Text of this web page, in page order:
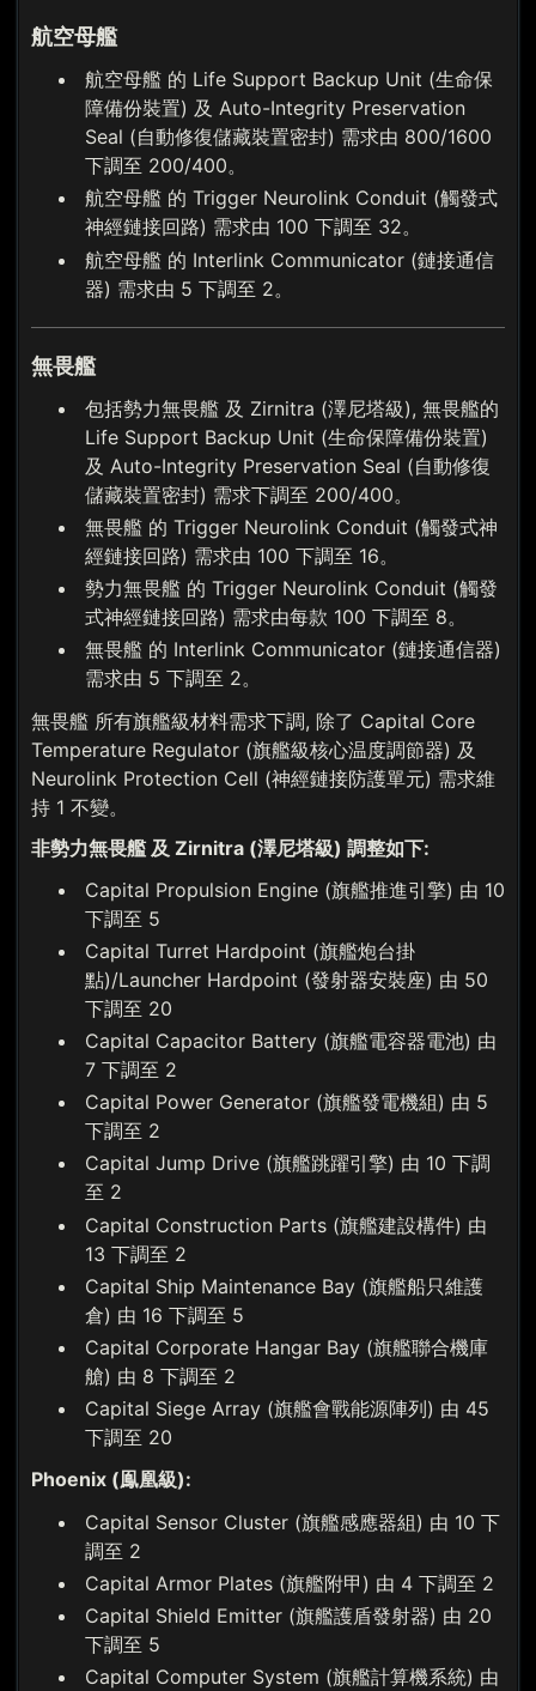
航空母艦
航空母艦 的 Life Support Backup Unit (生命保
障備份裝置) 及 Auto-Integrity Preservation
Seal (自動修復儲藏裝置密封) 需求由 800/1600
下調至 200/400。
航空母艦 的 Trigger Neurolink Conduit (觸發式
神經鏈接回路) 需求由 100 下調至 32。
航空母艦 的 Interlink Communicator (鏈接通信
器) 需求由 5 下調至 2。
無畏艦
包括勢力無畏艦 及 Zirnitra (澤尼塔級), 無畏艦的
Life Support Backup Unit (生命保障備份裝置)
及 Auto-Integrity Preservation Seal (自動修復
儲藏裝置密封) 需求下調至 200/400。
無畏艦 的 Trigger Neurolink Conduit (觸發式神
經鏈接回路) 需求由 100 下調至 16。
勢力無畏艦 的 Trigger Neurolink Conduit (觸發
式神經鏈接回路) 需求由每款 100 下調至 8。
無畏艦 的 Interlink Communicator (鏈接通信器)
需求由 5 下調至 2。
無畏艦 所有旗艦級材料需求下調, 除了 Capital Core
Temperature Regulator (旗艦級核心温度調節器) 及
Neurolink Protection Cell (神經鏈接防護單元) 需求維
持 1 不變。
非勢力無畏艦 及 Zirnitra (澤尼塔級) 調整如下:
Capital Propulsion Engine (旗艦推進引擎) 由 10
下調至 5
Capital Turret Hardpoint (旗艦炮台掛
點)/Launcher Hardpoint (發射器安裝座) 由 50
下調至 20
Capital Capacitor Battery (旗艦電容器電池) 由
7 下調至 2
Capital Power Generator (旗艦發電機組) 由 5
下調至 2
Capital Jump Drive (旗艦跳躍引擎) 由 10 下調
至 2
Capital Construction Parts (旗艦建設構件) 由
13 下調至 2
Capital Ship Maintenance Bay (旗艦船只維護
倉) 由 16 下調至 5
Capital Corporate Hangar Bay (旗艦聯合機庫
艙) 由 8 下調至 2
Capital Siege Array (旗艦會戰能源陣列) 由 45
下調至 20
Phoenix (鳯凰級):
Capital Sensor Cluster (旗艦感應器組) 由 10 下
調至 2
Capital Armor Plates (旗艦附甲) 由 4 下調至 2
Capital Shield Emitter (旗艦護盾發射器) 由 20
下調至 5
Capital Computer System (旗艦計算機系統) 由